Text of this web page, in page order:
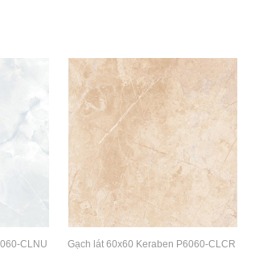
CLNU
Gạch lát 60x60 Keraben P6060-CLCR